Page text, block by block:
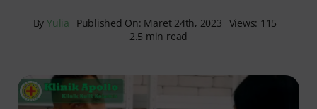
ByYulia Published On: Maret 24th, 2023 Views: 115
2.5 min read